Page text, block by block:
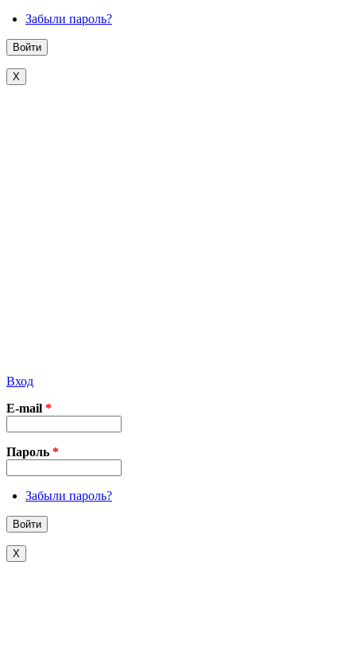
Забыли пароль?
X
Вход
E-mail *
Пароль *
Забыли пароль?
X